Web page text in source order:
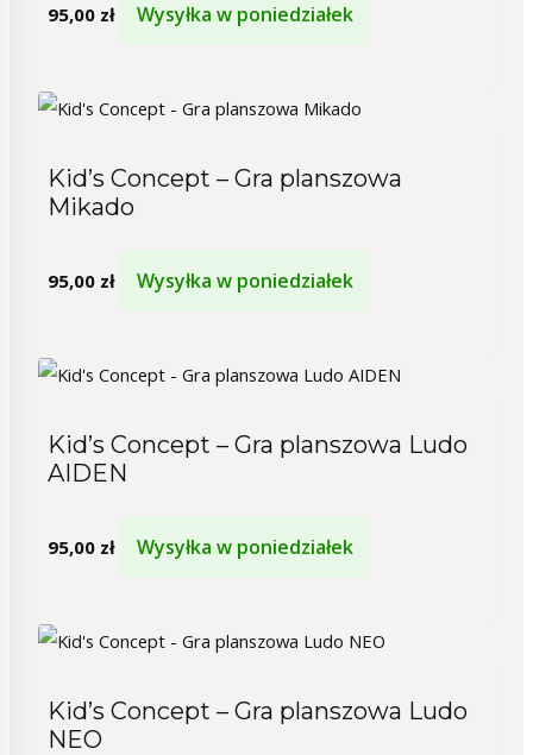
95,00 zł Wysyłka w poniedziałek
Kid’s Concept – Gra planszowa
Mikado
95,00 zł Wysyłka w poniedziałek
Kid’s Concept – Gra planszowa Ludo
AIDEN
95,00 zł Wysyłka w poniedziałek
Kid’s Concept – Gra planszowa Ludo
NEO